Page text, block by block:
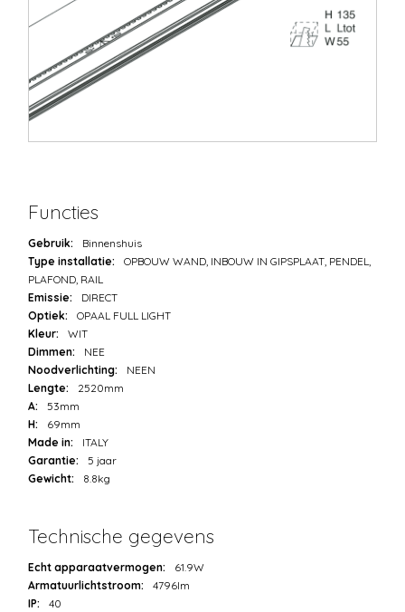
Functies
Gebruik:
Binnenshuis
Type installatie:
OPBOUW WAND, INBOUW IN GIPSPLAAT, PENDEL,
PLAFOND, RAIL
Emissie:
DIRECT
Optiek:
OPAAL FULL LIGHT
Kleur:
WIT
Dimmen:
NEE
Noodverlichting:
NEEN
Lengte:
2520mm
A:
53mm
H:
69mm
Made in:
ITALY
Garantie:
5 jaar
Gewicht:
8.8kg
Technische gegevens
Echt apparaatvermogen:
61.9W
Armatuurlichtstroom:
4796lm
IP:
40